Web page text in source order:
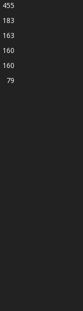
455
183
163
160
160
79